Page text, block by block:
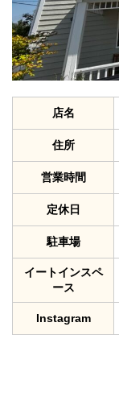
店名
住所
営業時間
定休日
駐車場
イートインスペ
ース
Instagram